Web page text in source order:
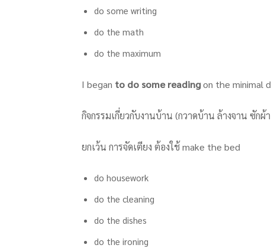
do some writing
do the math
do the maximum
I began to do some readingon the minimal
กิจกรรมเกี่ยวกับงานบ้าน (กวาดบ้าน ล้างจาน ซักผ้
ยกเว้น การจัดเตียง ต้องใช้ make the bed
do housework
do the cleaning
do the dishes
do the ironing